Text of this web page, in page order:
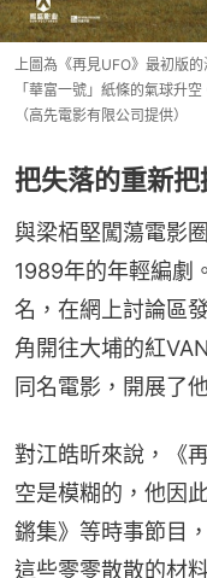
上圖為《再見UFO》最初版
「華富一號」紙條的氣球升
（高先電影有限公司提供）
把失落的重新
與梁栢堅闖蕩電影
1989年的年輕編劇
名，在網上討論區
角開往大埔的紅
同名電影，開展了
對江皓昕來說，《
空是模糊的，他因
鏘集》等時事節目
這些零零散散的材